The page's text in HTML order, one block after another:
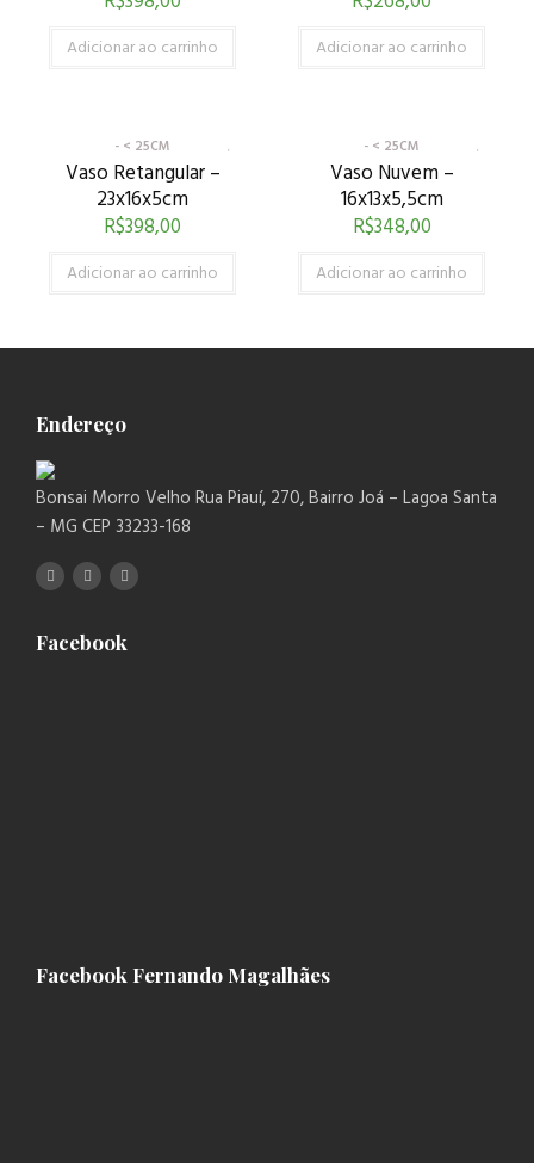
Adicionar ao carrinho Adicionar ao carrinho
- < 25CM
Vaso Retangular –
23x16x5cm
R$398,00
Adicionar ao carrinho
- < 25CM
Vaso Nuvem –
16x13x5,5cm
R$348,00
Adicionar ao carrinho
Endereço
Bonsai Morro Velho Rua Piauí, 270, Bairro Joá – Lagoa Santa
– MG CEP 33233-168
Facebook
Facebook Fernando Magalhães